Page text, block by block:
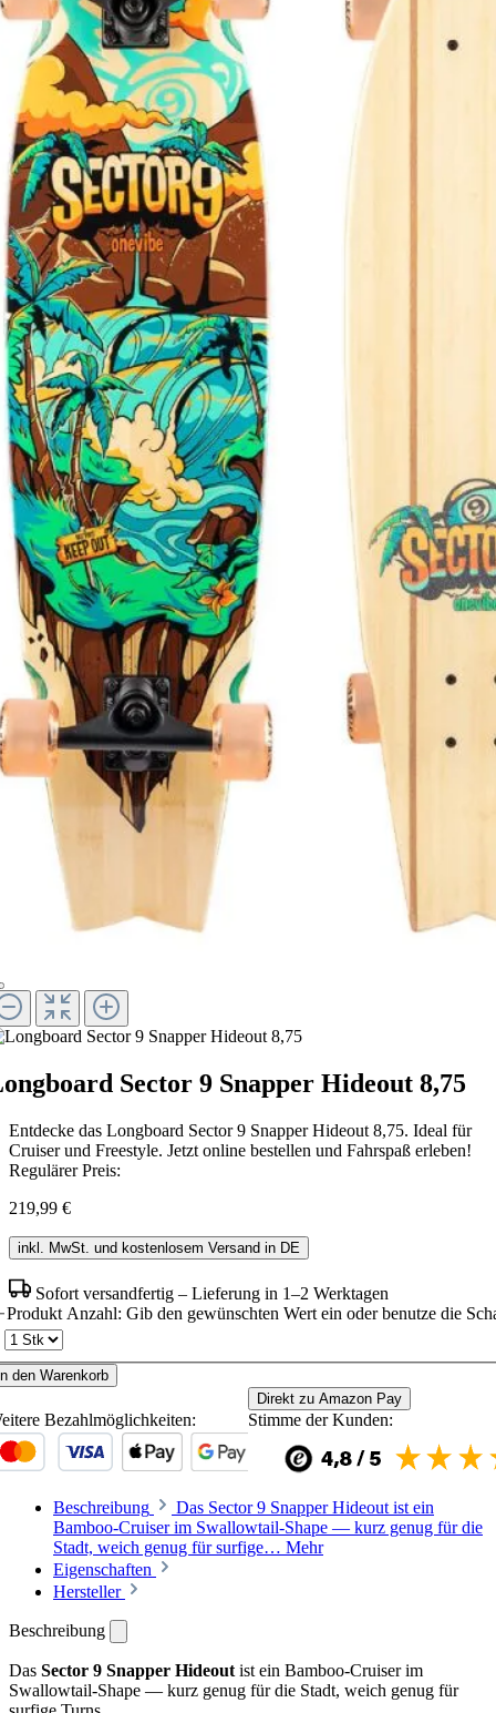
Sector 9 Snapper Hideout 8,75
Entdecke das Longboard Sector 9 Snapper Hideout 8,75. Ideal für
Cruiser und Freestyle. Jetzt online bestellen und Fahrspaß erleben!
Regulärer Preis:
219,99 €
inkl. MwSt. und kostenlosem Versand in DE
Sofort versandfertig – Lieferung in 1–2 Werktagen
Produkt Anzahl: Gib den gewünschten Wert ein oder benutze die
den Warenkorb
Direkt zu Amazon Pay
Bezahlmöglichkeiten: Stimme der Kunden:
Beschreibung
Das Sector 9 Snapper Hideout ist ein
Bamboo-Cruiser im Swallowtail-Shape — kurz genug für die
Stadt, weich genug für surfige… Mehr
Eigenschaften
Hersteller
Beschreibung
Das Sector 9 Snapper Hideoutist ein Bamboo-Cruiser im
Swallowtail-Shape — kurz genug für die Stadt, weich genug für